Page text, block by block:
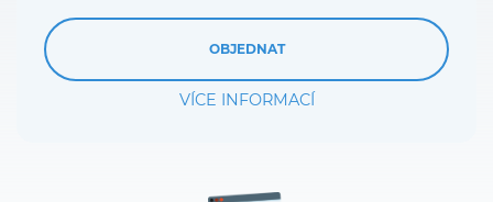
OBJEDNAT
VÍCE INFORMACÍ